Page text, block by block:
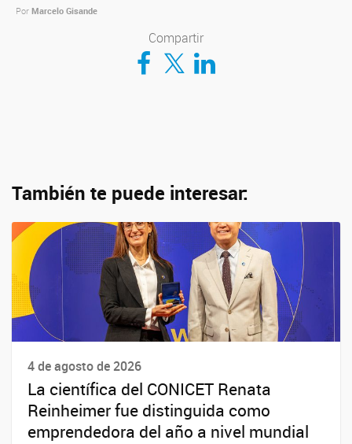
Por Marcelo Gisande
Compartir
Compartir en Facebook
Compartir en TwitterCompartir en LinkedIn
También te puede interesar:
4 de agosto de 2026
La científica del CONICET Renata
Reinheimer fue distinguida como
emprendedora del año a nivel mundial